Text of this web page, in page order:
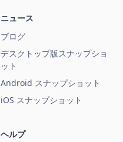
ニュース
ブログ
デスクトップ版スナップショ
ット
Android スナップショット
iOS スナップショット
ヘルプ